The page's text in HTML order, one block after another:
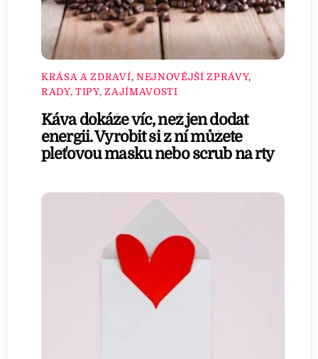
KRÁSA A ZDRAVÍ, NEJNOVĚJŠÍ ZPRÁVY,
RADY, TIPY, ZAJÍMAVOSTI
Káva dokáže víc, než jen dodat
energii. Vyrobit si z ní můžete
pleťovou masku nebo scrub na rty